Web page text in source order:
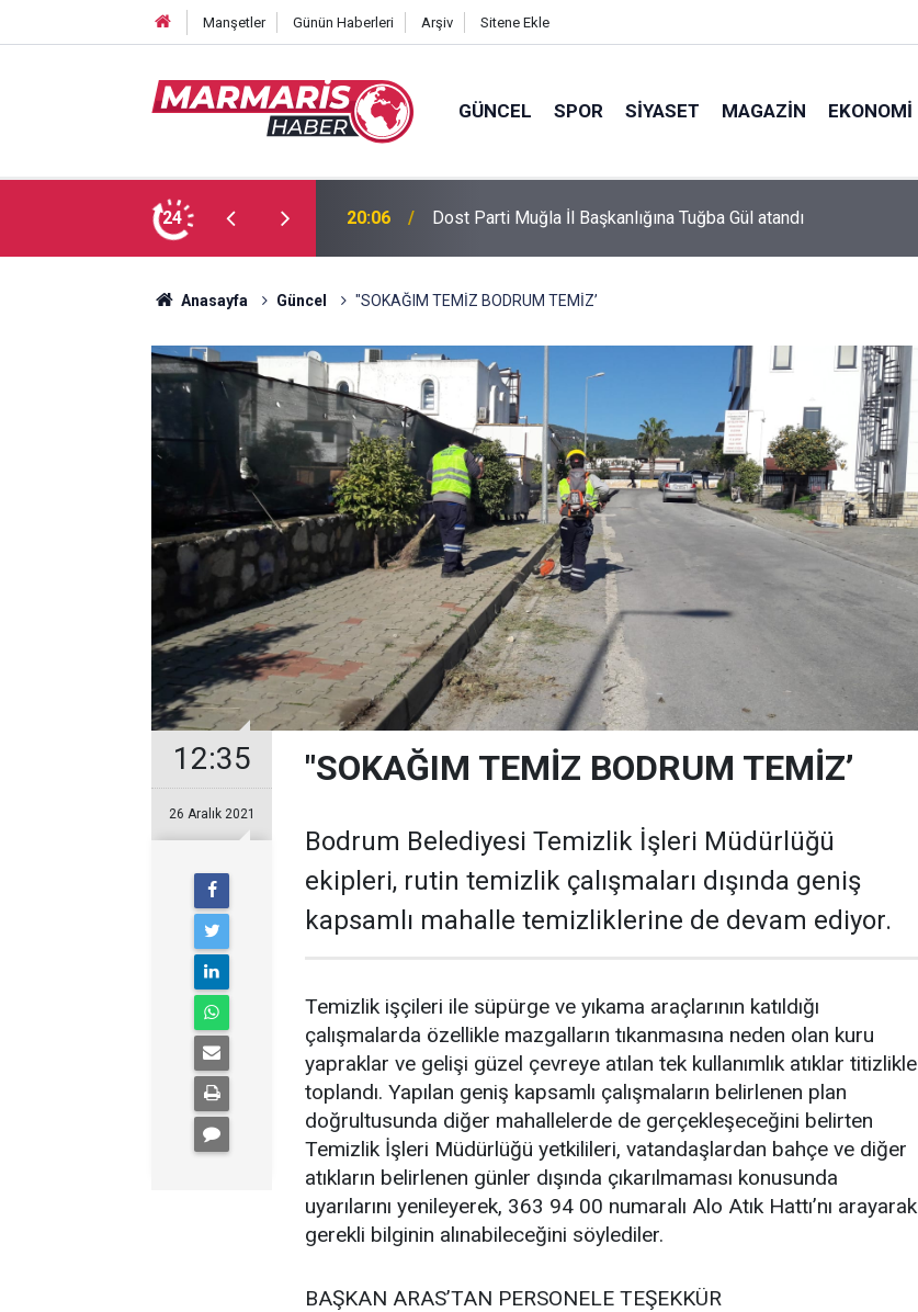
Manşetler Günün Haberleri Arşiv Sitene Ekle
GÜNCEL SPOR SIYASET MAGAZIN EKONOMI
24 16:51 Bursaspor’da 2026-2027 sezonu forma numaraları açıklandı
Anasayfa Güncel "SOKAĞIM TEMİZ BODRUM TEMİZ’
12:35
26 Aralık 2021
"SOKAĞIM TEMİZ BODRUM TEMİZ’
Bodrum Belediyesi Temizlik İşleri Müdürlüğü
ekipleri, rutin temizlik çalışmaları dışında geniş
kapsamlı mahalle temizliklerine de devam ediyor.
Temizlik işçileri ile süpürge ve yıkama araçlarının katıldığı
çalışmalarda özellikle mazgalların tıkanmasına neden olan kuru
yapraklar ve gelişi güzel çevreye atılan tek kullanımlık atıklar titizlikle
toplandı. Yapılan geniş kapsamlı çalışmaların belirlenen plan
doğrultusunda diğer mahallelerde de gerçekleşeceğini belirten
Temizlik İşleri Müdürlüğü yetkilileri, vatandaşlardan bahçe ve diğer
atıkların belirlenen günler dışında çıkarılmaması konusunda
uyarılarını yenileyerek, 363 94 00 numaralı Alo Atık Hattı’nı arayarak
gerekli bilginin alınabileceğini söylediler.
BAŞKAN ARAS’TAN PERSONELE TEŞEKKÜR